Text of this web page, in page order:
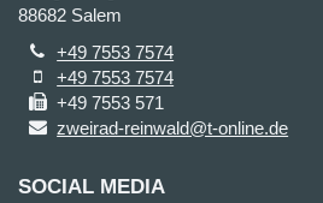
88682 Salem
+49 7553 7574
+49 7553 7574
+49 7553 571
zweirad-reinwald@t-online.de
SOCIAL MEDIA